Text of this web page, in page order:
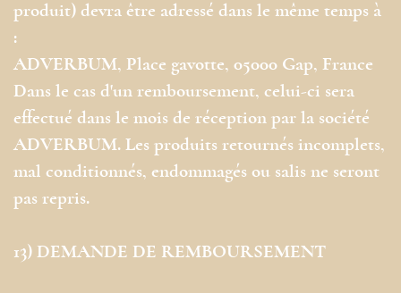
produit) devra être adressé dans le même temps à
:
ADVERBUM, Place gavotte, 05000 Gap, France
Dans le cas d'un remboursement, celui-ci sera
effectué dans le mois de réception par la société
ADVERBUM. Les produits retournés incomplets,
mal conditionnés, endommagés ou salis ne seront
pas repris.
13) DEMANDE DE REMBOURSEMENT